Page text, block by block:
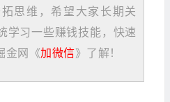
思维，希望大家长期关
学习一些赚钱技能，快速
金网《加微信》了解！